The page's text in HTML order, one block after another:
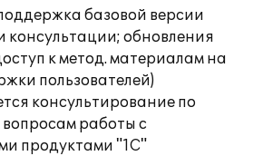
базовой версии
консультации; обновления
к метод. материалам на
пользователей)
консультирование по
работы с
продуктами "1С"